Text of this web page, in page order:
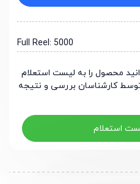
Full Reel: 5000
محصول را به لیست استعلام
کارشناسان بررسی و نتیجه
استعلام